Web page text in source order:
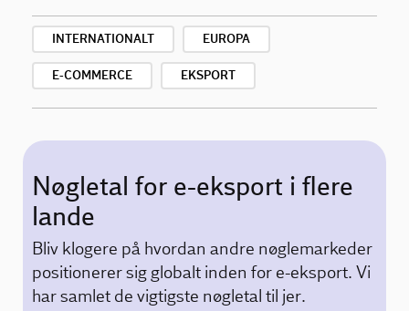
INTERNATIONALT EUROPA
E-COMMERCE EKSPORT
Nøgletal for e-eksport i flere
lande
Bliv klogere på hvordan andre nøglemarkeder
positionerer sig globalt inden for e-eksport. Vi
har samlet de vigtigste nøgletal til jer.